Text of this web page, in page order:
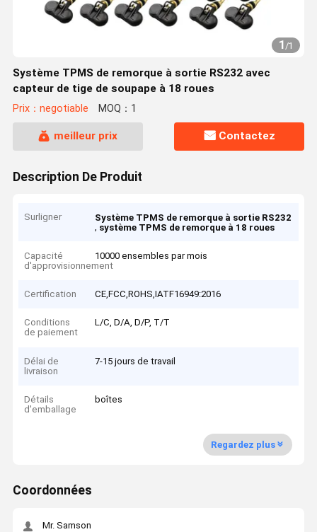
1/1
Système TPMS de remorque à sortie RS232 avec
capteur de tige de soupape à 18 roues
Prix：negotiable MOQ：1
meilleur prix Contactez
Description De Produit
Surligner
Système TPMS de remorque à sortie RS232
, système TPMS de remorque à 18 roues
Capacité
d'approvisionnement
10000 ensembles par mois
Certification CE,FCC,ROHS,IATF16949:2016
Conditions
de paiement
L/C, D/A, D/P, T/T
Délai de
livraison
7-15 jours de travail
Détails
d'emballage
boîtes
Regardez plus
Coordonnées
Mr. Samson